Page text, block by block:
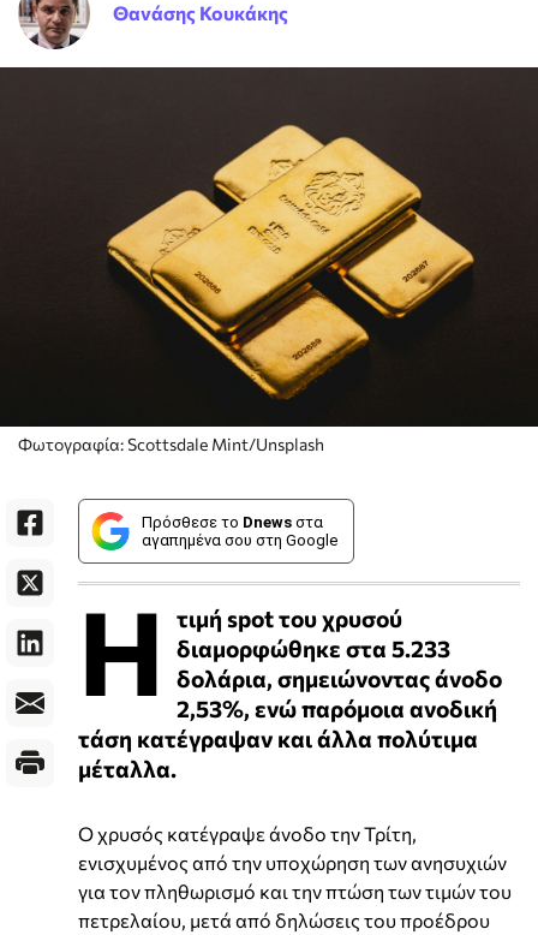
Θανάσης Κουκάκης
Φωτογραφία: Scottsdale Mint/Unsplash
Πρόσθεσε το Dnews στα
αγαπημένα σου στη Google
Η
τιμή spot του χρυσού
διαμορφώθηκε στα 5.233
δολάρια, σημειώνοντας άνοδο
2,53%, ενώ παρόμοια ανοδική
τάση κατέγραψαν και άλλα πολύτιμα
μέταλλα.
Ο χρυσός κατέγραψε άνοδο την Τρίτη,
ενισχυμένος από την υποχώρηση των ανησυχιών
για τον πληθωρισμό και την πτώση των τιμών του
πετρελαίου, μετά από δηλώσεις του προέδρου